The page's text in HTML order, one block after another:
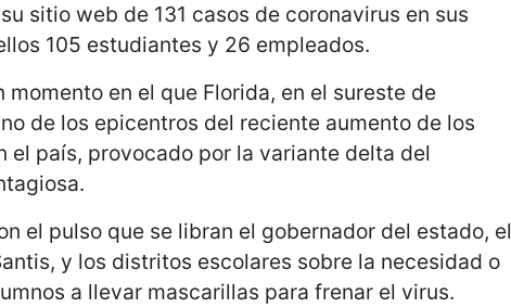
sitio web de 131 casos de coronavirus en sus
105 estudiantes y 26 empleados.
momento en el que Florida, en el sureste de
de los epicentros del reciente aumento de los
el país, provocado por la variante delta del
el pulso que se libran el gobernador del estado, el
y los distritos escolares sobre la necesidad o
a llevar mascarillas para frenar el virus.